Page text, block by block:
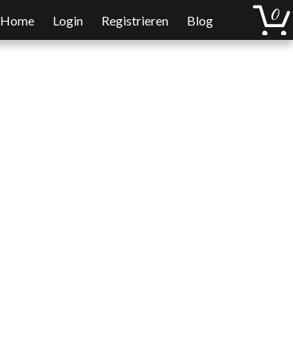
Home Login Registrieren Blog